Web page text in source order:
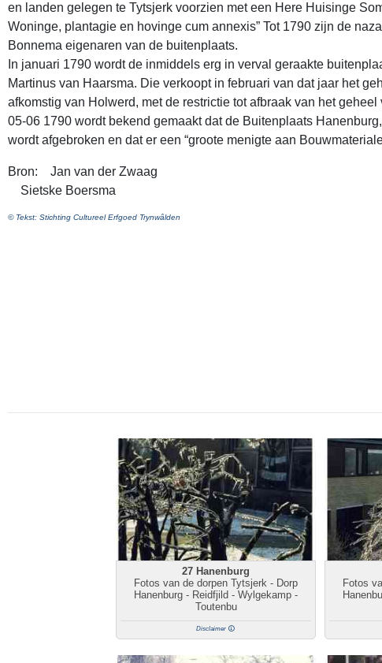
en landen gelegen te Tytsjerk voorzien met een Here Huisinge
Woninge, plantagie en hovinge cum annexis” Tot 1790 zijn de
Bonnema eigenaren van de buitenplaats.
In januari 1790 wordt de inmiddels erg in verval geraakte
Martinus van Haarsma. Die verkoopt in februari van dat jaar het
afkomstig van Holwerd, met de restrictie tot afbraak van het geheel
05-06 1790 wordt bekend gemaakt dat de Buitenplaats
wordt afgebroken en dat er een “groote menigte aan
Bron: Jan van der Zwaag
Sietske Boersma
© Tekst: Stichting Cultureel Erfgoed Trynwâlden
27 Hanenburg
Fotos van de dorpen Tytsjerk - Dorp
Hanenburg - Reidfjild - Wylgekamp -
Toutenbu
Disclaimer
Fotos